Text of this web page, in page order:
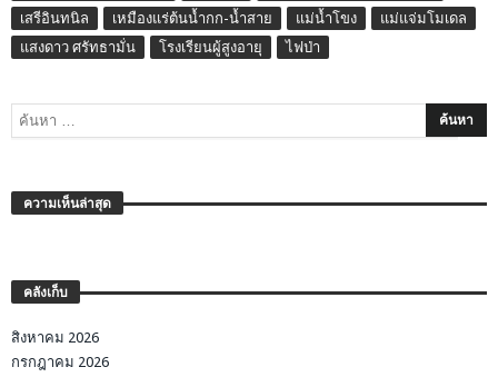
เสรีอินทนิล เหมืองแร่ต้นน้ำกก-น้ำสาย แม่น้ำโขง
แม่แจ่มโมเดล
แสงดาว ศรัทธามั่น
โรงเรียนผู้สูงอายุ ไฟป่า
ความเห็นล่าสุด
คลังเก็บ
สิงหาคม 2026
กรกฎาคม 2026